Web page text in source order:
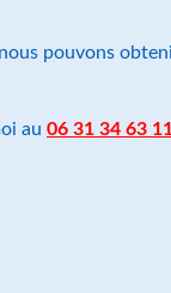
pouvons
au 06 31 34 63